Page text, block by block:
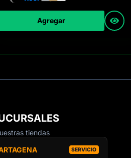
Agregar
tiendas
SERVICIO